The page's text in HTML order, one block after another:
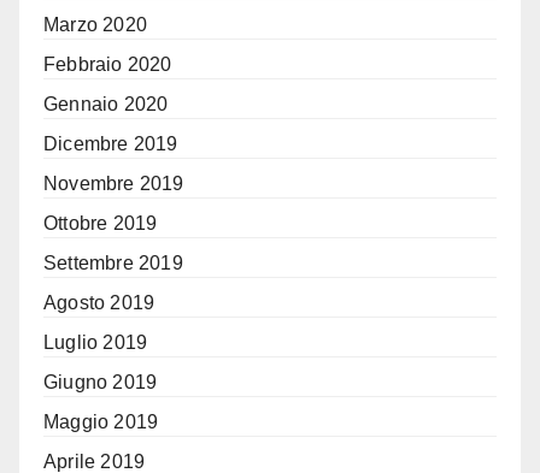
Marzo 2020
Febbraio 2020
Gennaio 2020
Dicembre 2019
Novembre 2019
Ottobre 2019
Settembre 2019
Agosto 2019
Luglio 2019
Giugno 2019
Maggio 2019
Aprile 2019